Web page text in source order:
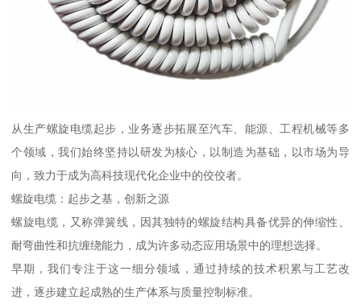
从生产螺旋电缆起步，业务逐步拓展至汽车、能源、工程机械等多
个领域，我们始终坚持以研发为核心，以制造为基础，以市场为导
向，致力于成为高科技现代化企业中的佼佼者。
螺旋电缆：起步之基，创新之源
螺旋电缆，又称弹簧线，因其独特的螺旋结构具备优异的伸缩性、
耐弯曲性和抗缠绕能力，成为许多动态应用场景中的理想选择。
早期，我们专注于这一细分领域，通过持续的技术积累与工艺改
进，逐步建立起成熟的生产体系与质量控制标准。